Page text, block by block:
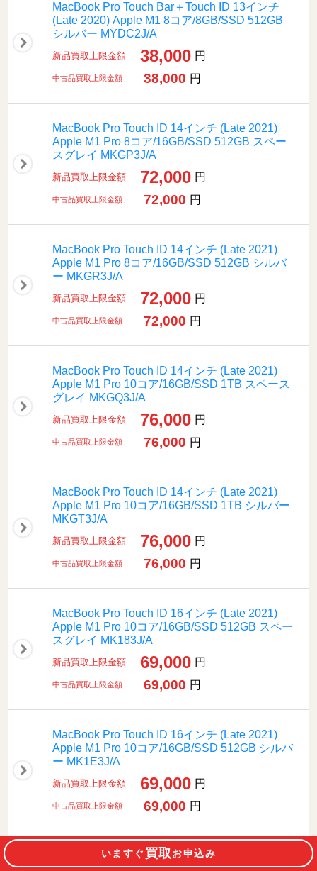
MacBook Pro Touch Bar＋Touch ID 13インチ
(Late 2020) Apple M1 8コア/8GB/SSD 512GB
シルバー MYDC2J/A
新品買取上限金額 38,000 円
中古品買取上限金額 38,000 円
MacBook Pro Touch ID 14インチ (Late 2021)
Apple M1 Pro 8コア/16GB/SSD 512GB スペー
スグレイ MKGP3J/A
新品買取上限金額 72,000 円
中古品買取上限金額 72,000 円
MacBook Pro Touch ID 14インチ (Late 2021)
Apple M1 Pro 8コア/16GB/SSD 512GB シルバ
ー MKGR3J/A
新品買取上限金額 72,000 円
中古品買取上限金額 72,000 円
MacBook Pro Touch ID 14インチ (Late 2021)
Apple M1 Pro 10コア/16GB/SSD 1TB スペース
グレイ MKGQ3J/A
新品買取上限金額 76,000 円
中古品買取上限金額 76,000 円
MacBook Pro Touch ID 14インチ (Late 2021)
Apple M1 Pro 10コア/16GB/SSD 1TB シルバー
MKGT3J/A
新品買取上限金額 76,000 円
中古品買取上限金額 76,000 円
MacBook Pro Touch ID 16インチ (Late 2021)
Apple M1 Pro 10コア/16GB/SSD 512GB スペー
スグレイ MK183J/A
新品買取上限金額 69,000 円
中古品買取上限金額 69,000 円
MacBook Pro Touch ID 16インチ (Late 2021)
Apple M1 Pro 10コア/16GB/SSD 512GB シルバ
ー MK1E3J/A
新品買取上限金額 69,000 円
中古品買取上限金額 69,000 円
MacBook Pro Touch ID 16インチ (Late 2021)
いますぐ 買取お申込み